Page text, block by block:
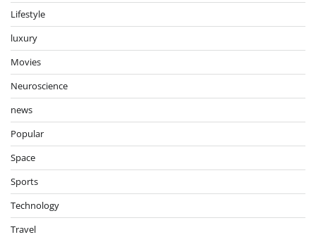
Lifestyle
luxury
Movies
Neuroscience
news
Popular
Space
Sports
Technology
Travel